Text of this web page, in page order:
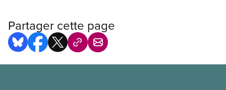
Partager cette page